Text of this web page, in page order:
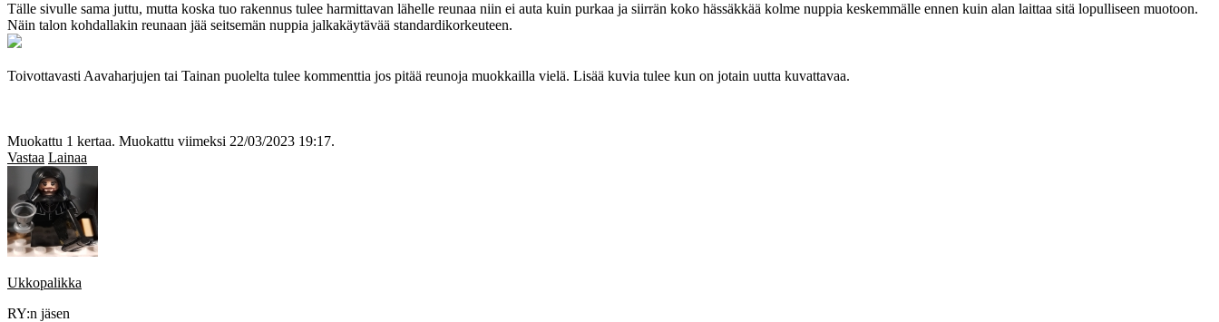
Tälle sivulle sama juttu, mutta koska tuo rakennus tulee harmittavan lähelle reunaa niin ei auta kuin purkaa ja siirrän koko hässäkkää kolme nuppia keskemmälle ennen kuin alan laittaa sitä lopulliseen muotoon.
Näin talon kohdallakin reunaan jää seitsemän nuppia jalkakäytävää standardikorkeuteen.
Toivottavasti Aavaharjujen tai Tainan puolelta tulee kommenttia jos pitää reunoja muokkailla vielä. Lisää kuvia tulee kun on jotain uutta kuvattavaa.
Muokattu 1 kertaa. Muokattu viimeksi 22/03/2023 19:17.
Vastaa Lainaa
Ukkopalikka
RY:n jäsen